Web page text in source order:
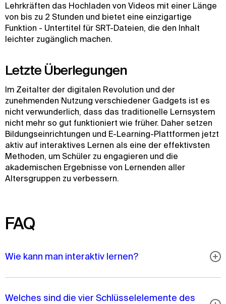
Lehrkräften das Hochladen von Videos mit einer Länge
von bis zu 2 Stunden und bietet eine einzigartige
Funktion - Untertitel für SRT-Dateien, die den Inhalt
leichter zugänglich machen.
Letzte Überlegungen
Im Zeitalter der digitalen Revolution und der
zunehmenden Nutzung verschiedener Gadgets ist es
nicht verwunderlich, dass das traditionelle Lernsystem
nicht mehr so gut funktioniert wie früher. Daher setzen
Bildungseinrichtungen und E-Learning-Plattformen jetzt
aktiv auf interaktives Lernen als eine der effektivsten
Methoden, um Schüler zu engagieren und die
akademischen Ergebnisse von Lernenden aller
Altersgruppen zu verbessern.
FAQ
Wie kann man interaktiv lernen?
Welches sind die vier Schlüsselelemente des